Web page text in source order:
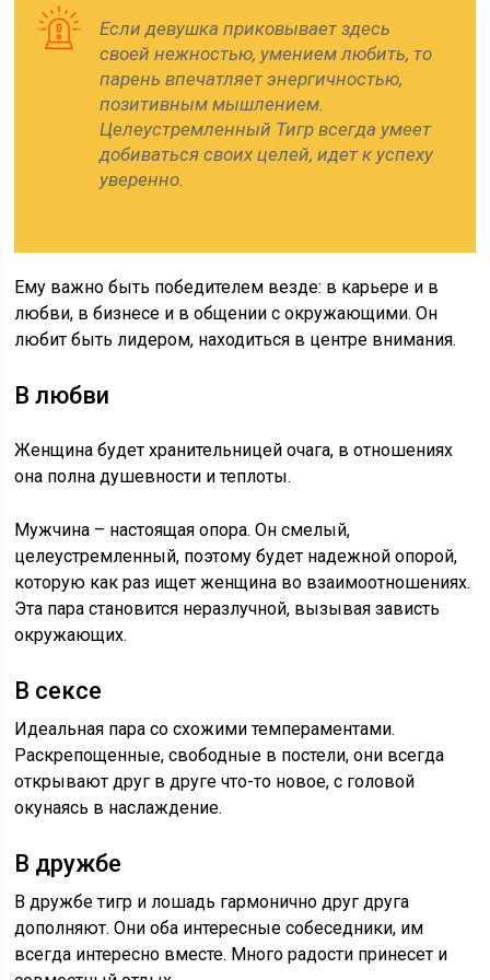
Если девушка приковывает здесь
своей нежностью, умением любить, то
парень впечатляет энергичностью,
позитивным мышлением.
Целеустремленный Тигр всегда умеет
добиваться своих целей, идет к успеху
уверенно.
Ему важно быть победителем везде: в карьере и в
любви, в бизнесе и в общении с окружающими. Он
любит быть лидером, находиться в центре внимания.
В любви
Женщина будет хранительницей очага, в отношениях
она полна душевности и теплоты.
Мужчина – настоящая опора. Он смелый,
целеустремленный, поэтому будет надежной опорой,
которую как раз ищет женщина во взаимоотношениях.
Эта пара становится неразлучной, вызывая зависть
окружающих.
В сексе
Идеальная пара со схожими темпераментами.
Раскрепощенные, свободные в постели, они всегда
открывают друг в друге что-то новое, с головой
окунаясь в наслаждение.
В дружбе
В дружбе тигр и лошадь гармонично друг друга
дополняют. Они оба интересные собеседники, им
всегда интересно вместе. Много радости принесет и